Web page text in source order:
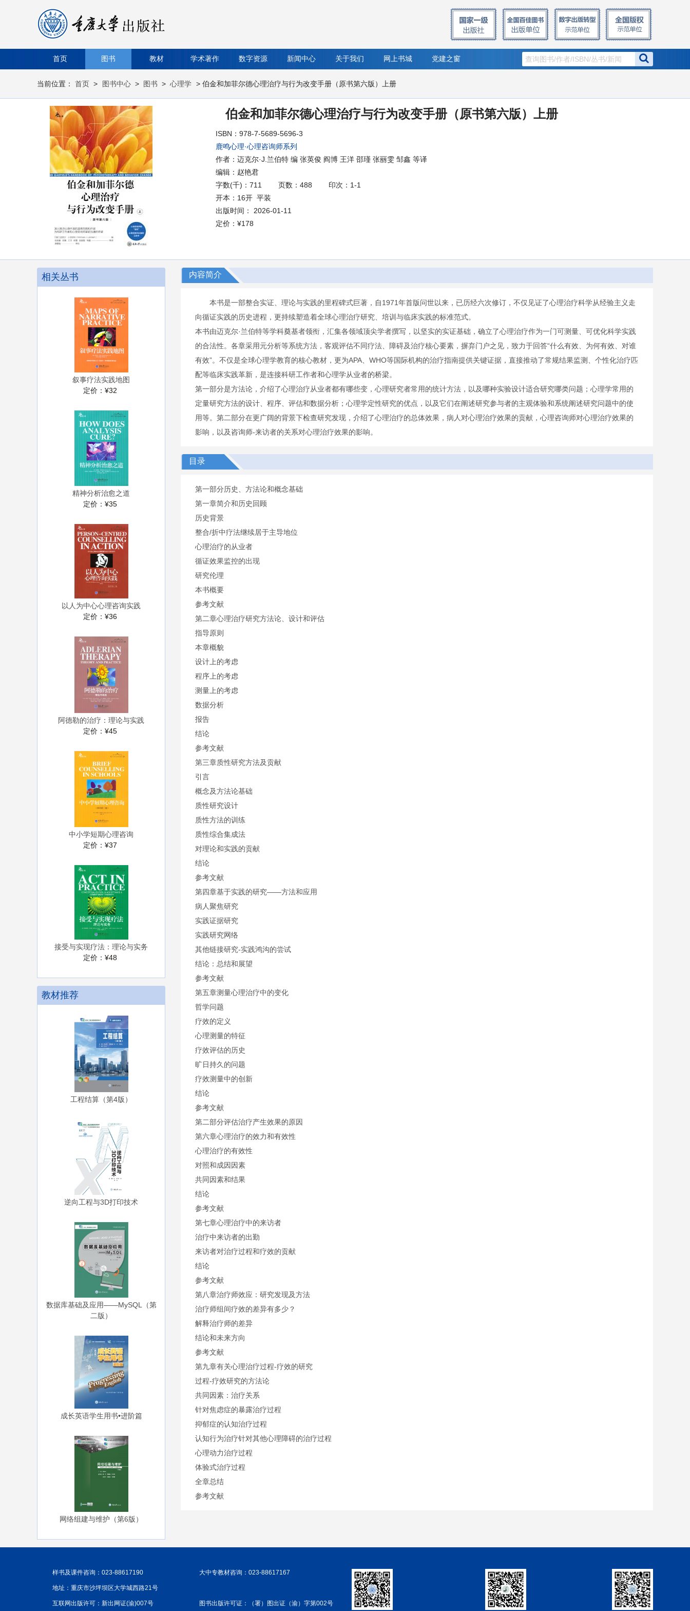
首页 图书 教材 学术著作 数字资源 新闻中心 关于我们 网上书城 党建之窗
当前位置： 首页 > 图书中心 > 图书 > 心理学 > 伯金和加菲尔德心理治疗与行为改变手册（原书第六版）上册
伯金和加菲尔德心理治疗与行为改变手册（原书第六版）上册
ISBN：978-7-5689-5696-3
鹿鸣心理·心理咨询师系列
作者：迈克尔·J.兰伯特 编 张英俊 阎博 王洋 邵瑾 张丽雯 邹鑫 等译
编辑：赵艳君
字数(千)：711
页数：488
印次：1-1
开本：16开 平装
出版时间： 2026-01-11
定价： ¥178
相关丛书
叙事疗法实践地图
定价： ¥32
精神分析治愈之道
定价： ¥35
以人为中心心理咨询实践
定价： ¥36
阿德勒的治疗：理论与实践
定价： ¥45
中小学短期心理咨询
定价： ¥37
接受与实现疗法：理论与实务
定价： ¥48
教材推荐
工程结算（第4版）
逆向工程与3D打印技术
数据库基础及应用——MySQL（第
二版）
成长英语学生用书•进阶篇
网络组建与维护（第6版）
内容简介
本书是一部整合实证、理论与实践的里程碑式巨著，自1971年首版问世以来，已历经六次修订，不仅见证了心理治疗科学从经验主义走
向循证实践的历史进程，更持续塑造着全球心理治疗研究、培训与临床实践的标准范式。
本书由迈克尔·兰伯特等学科奠基者领衔，汇集各领域顶尖学者撰写，以坚实的实证基础，确立了心理治疗作为一门可测量、可优化科学实践
的合法性。各章采用元分析等系统方法，客观评估不同疗法、障碍及治疗核心要素，摒弃门户之见，致力于回答“什么有效、为何有效、对谁
有效”。不仅是全球心理学教育的核心教材，更为APA、WHO等国际机构的治疗指南提供关键证据，直接推动了常规结果监测、个性化治疗匹
配等临床实践革新，是连接科研工作者和心理学从业者的桥梁。
第一部分是方法论，介绍了心理治疗从业者都有哪些变，心理研究者常用的统计方法，以及哪种实验设计适合研究哪类问题；心理学常用的
定量研究方法的设计、程序、评估和数据分析；心理学定性研究的优点，以及它们在阐述研究参与者的主观体验和系统阐述研究问题中的使
用等。第二部分在更广阔的背景下检查研究发现，介绍了心理治疗的总体效果，病人对心理治疗效果的贡献，心理咨询师对心理治疗效果的
影响，以及咨询师-来访者的关系对心理治疗效果的影响。
目录
第一部分历史、方法论和概念基础
第一章简介和历史回顾
历史背景
整合/折中疗法继续居于主导地位
心理治疗的从业者
循证效果监控的出现
研究伦理
本书概要
参考文献
第二章心理治疗研究方法论、设计和评估
指导原则
本章概貌
设计上的考虑
程序上的考虑
测量上的考虑
数据分析
报告
结论
参考文献
第三章质性研究方法及贡献
引言
概念及方法论基础
质性研究设计
质性方法的训练
质性综合集成法
对理论和实践的贡献
结论
参考文献
第四章基于实践的研究——方法和应用
病人聚焦研究
实践证据研究
实践研究网络
其他链接研究-实践鸿沟的尝试
结论：总结和展望
参考文献
第五章测量心理治疗中的变化
哲学问题
疗效的定义
心理测量的特征
疗效评估的历史
旷日持久的问题
疗效测量中的创新
结论
参考文献
第二部分评估治疗产生效果的原因
第六章心理治疗的效力和有效性
心理治疗的有效性
对照和成因因素
共同因素和结果
结论
参考文献
第七章心理治疗中的来访者
治疗中来访者的出勤
来访者对治疗过程和疗效的贡献
结论
参考文献
第八章治疗师效应：研究发现及方法
治疗师组间疗效的差异有多少？
解释治疗师的差异
结论和未来方向
参考文献
第九章有关心理治疗过程-疗效的研究
过程-疗效研究的方法论
共同因素：治疗关系
针对焦虑症的暴露治疗过程
抑郁症的认知治疗过程
认知行为治疗针对其他心理障碍的治疗过程
心理动力治疗过程
体验式治疗过程
全章总结
参考文献
样书及课件咨询：023-88617190 大中专教材咨询：023-88617167
地址：重庆市沙坪坝区大学城西路21号
互联网出版许可：新出网证(渝)007号 图书出版许可证：（署）图出证（渝）字第002号